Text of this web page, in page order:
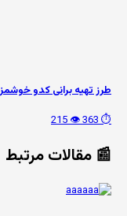
طرز تهیه برانی کدو
⏱️ 363
👁️ 215
📰 مقالات مرتبط